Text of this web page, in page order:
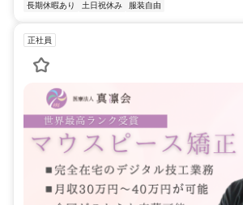
長期休暇あり
土日祝休み 服装自由
正社員